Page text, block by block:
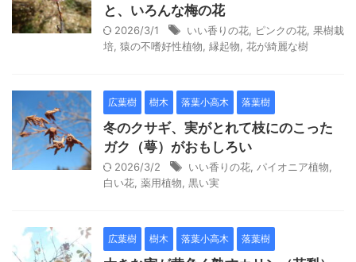
と、いろんな梅の花
2026/3/1 いい香りの花 ピンクの花 果樹栽
培 猿の不嗜好性植物 縁起物 花が綺麗な樹
広葉樹 樹木 落葉小高木 落葉樹
冬のクサギ、実がとれて枝にのこった
ガク（萼）がおもしろい
2026/3/2 いい香りの花 パイオニア植物
白い花 薬用植物 黒い実
広葉樹 樹木 落葉小高木 落葉樹